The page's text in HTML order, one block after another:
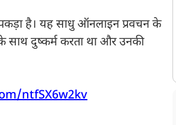
है। यह साधु ऑनलाइन प्रवचन के
साथ दुष्कर्म करता था और उनकी
ntfSX6w2kv